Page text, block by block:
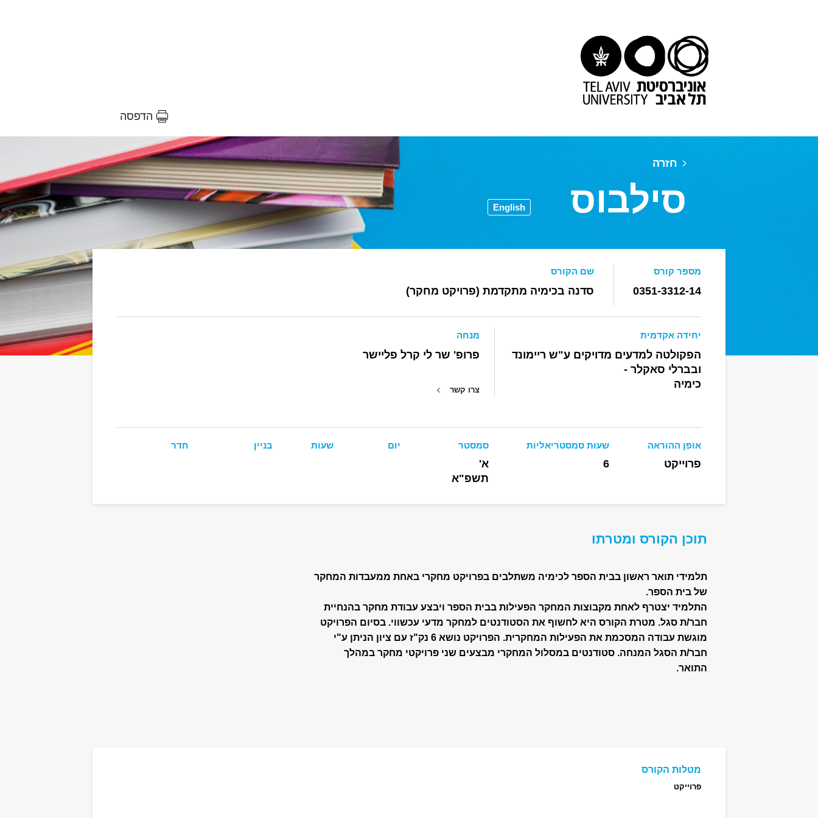
הדפסה
חזרה
סילבוס English
מספר קורס
0351-3312-14
שם הקורס
סדנה בכימיה מתקדמת (פרויקט מחקר)
יחידה אקדמית
הפקולטה למדעים מדויקים ע"ש ריימונד
ובברלי סאקלר -
כימיה
מנחה
פרופ' שר לי קרל פליישר
צרו קשר
אופן ההוראה
פרוייקט
שעות סמסטריאליות
6
סמסטר
א'
תשפ"א
יום שעות בניין חדר
תוכן הקורס ומטרתו
תלמידי תואר ראשון בבית הספר לכימיה משתלבים בפרויקט מחקרי באחת ממעבדות המחקר
של בית הספר.
התלמיד יצטרף לאחת מקבוצות המחקר הפעילות בבית הספר ויבצע עבודת מחקר בהנחיית
חבר/ת סגל. מטרת הקורס היא לחשוף את הסטודנטים למחקר מדעי עכשווי. בסיום הפרויקט
מוגשת עבודה המסכמת את הפעילות המחקרית. הפרויקט נושא 6 נק"ז עם ציון הניתן ע"י
חבר/ת הסגל המנחה. סטודנטים במסלול המחקרי מבצעים שני פרויקטי מחקר במהלך
התואר.
מטלות הקורס
פרוייקט